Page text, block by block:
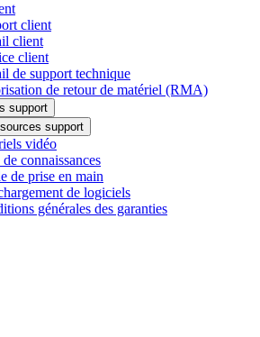
client
client
client
de support technique
de retour de matériel (RMA)
support
support
vidéo
de connaissances
de prise en main
de logiciels
générales des garanties